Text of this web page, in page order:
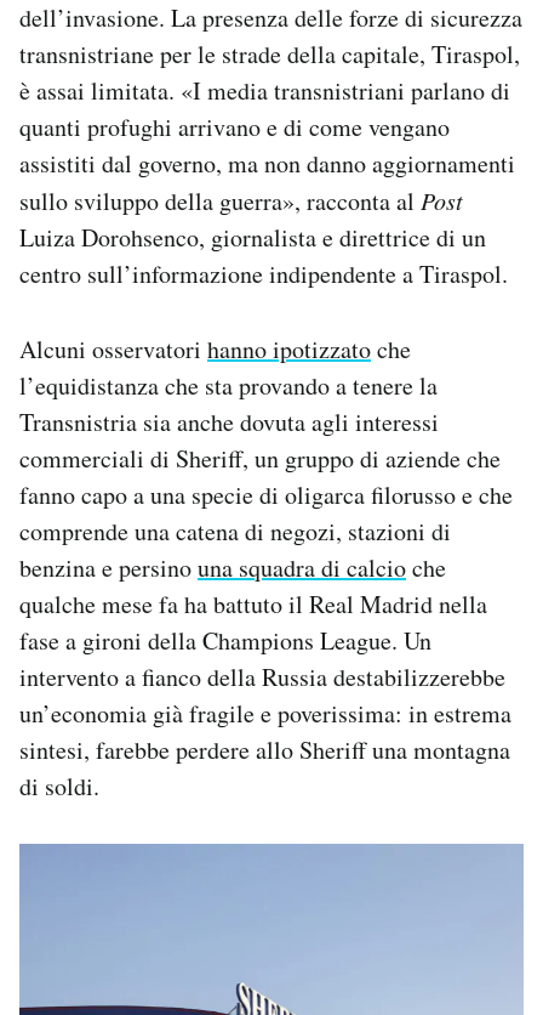
dell’invasione. La presenza delle forze di sicurezza
transnistriane per le strade della capitale, Tiraspol,
è assai limitata. «I media transnistriani parlano di
quanti profughi arrivano e di come vengano
assistiti dal governo, ma non danno aggiornamenti
sullo sviluppo della guerra», racconta al Post
Luiza Dorohsenco, giornalista e direttrice di un
centro sull’informazione indipendente a Tiraspol.
Alcuni osservatori hanno ipotizzatoche
l’equidistanza che sta provando a tenere la
Transnistria sia anche dovuta agli interessi
commerciali di Sheriff, un gruppo di aziende che
fanno capo a una specie di oligarca filorusso e che
comprende una catena di negozi, stazioni di
benzina e persinouna squadra di calcioche
qualche mese fa ha battuto il Real Madrid nella
fase a gironi della Champions League. Un
intervento a fianco della Russia destabilizzerebbe
un’economia già fragile e poverissima: in estrema
sintesi, farebbe perdere allo Sheriff una montagna
di soldi.